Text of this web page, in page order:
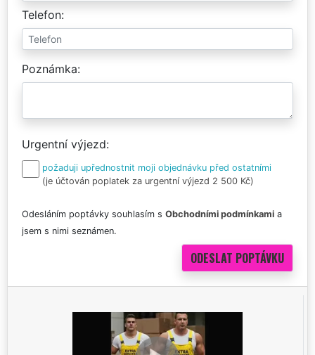
Telefon
Poznámka
Urgentní výjezd
požaduji upřednostnit moji objednávku před ostatními
(je účtován poplatek za urgentní výjezd 2 500 Kč)
Odesláním poptávky souhlasím s Obchodními podmínkami a
jsem s nimi seznámen.